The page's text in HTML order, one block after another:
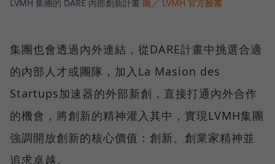
LVMH 集團的 DARE 內部創新計畫 圖／ LVMH 官方臉書
集團也會透過內外連結，從DARE計畫中挑選合適
的內部人才或團隊，加入La Masion des
Startups加速器的外部新創，直接打通內外合作
的機會，將創新的精神灌入其中，實現LVMH集團
強調開放創新的核心價值：創新、創業家精神並
追求卓越。